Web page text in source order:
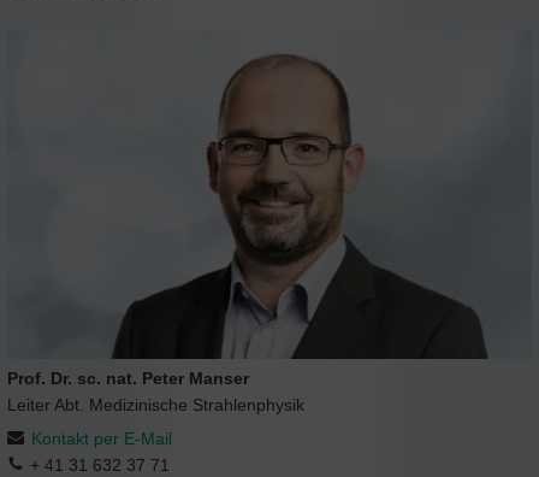
Prof. Dr. sc. nat. Peter Manser
Leiter Abt. Medizinische Strahlenphysik
Kontakt per E-Mail
+ 41 31 632 37 71